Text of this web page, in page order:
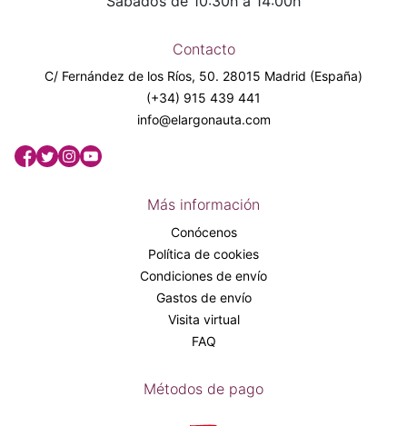
Contacto
C/ Fernández de los Ríos, 50. 28015 Madrid (España)
(+34) 915 439 441
info@elargonauta.com
Más información
Conócenos
Política de cookies
Condiciones de envío
Gastos de envío
Visita virtual
FAQ
Métodos de pago